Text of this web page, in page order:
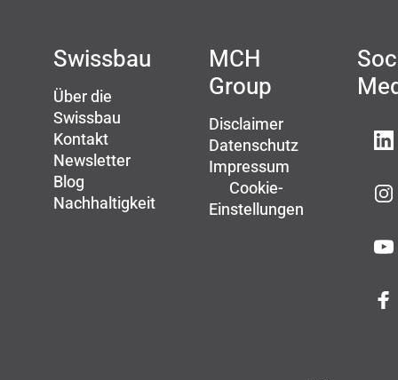
Swissbau
Über die
Swissbau
Kontakt
Newsletter
Blog
Nachhaltigkeit
MCH
Group
Disclaimer
Datenschutz
Impressum
Cookie-
Einstellungen